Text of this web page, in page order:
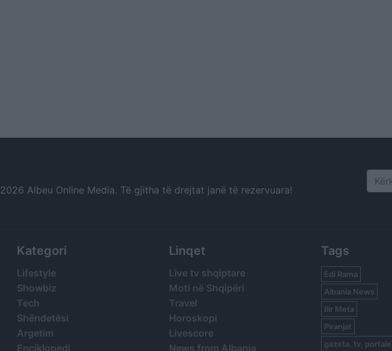
2026 Albeu Online Media. Të gjitha të drejtat janë të rezervuara!
Kategori
Lifestyle
Showbiz
Tech
Shëndetësi
Argetim
Enciklopedi
Linqet
Live tv shqiptare
Moti në Shqipëri
Travel
Horoskopi
Livescore
News from Albania
Tags
Edi Rama
Albania News
Ilir Meta
Piranjat
gazeta, tv, portale